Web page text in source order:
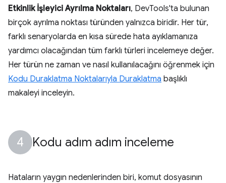
Etkinlik İşleyici Ayrılma Noktaları, DevTools'ta bulunan
birçok ayrılma noktası türünden yalnızca biridir. Her tür,
farklı senaryolarda en kısa sürede hata ayıklamanıza
yardımcı olacağından tüm farklı türleri incelemeye değer.
Her türün ne zaman ve nasıl kullanılacağını öğrenmek için
Kodu Duraklatma Noktalarıyla Duraklatma başlıklı
makaleyi inceleyin.
Kodu adım adım inceleme
Hataların yaygın nedenlerinden biri, komut dosyasının